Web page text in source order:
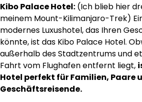
Kibo Palace Hotel: (Ich blieb hier
meinem Mount-Kilimanjaro-Trek)
modernes Luxushotel, das Ihren
könnte, ist das Kibo Palace Hotel.
außerhalb des Stadtzentrums und
Fahrt vom Flughafen entfernt liegt,
Hotel perfekt für Familien, Paare
Geschäftsreisende.